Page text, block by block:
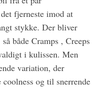
fjerneste imod at
stykke. Der bliver
både Cramps , Creeps
i kulissen. Men
variation, der
og til snerrende